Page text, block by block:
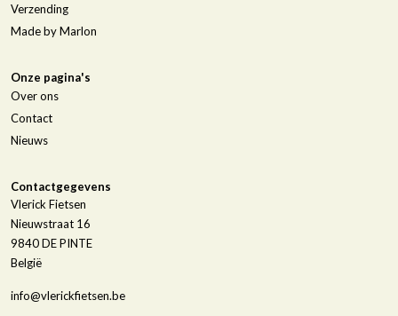
Verzending
Made by Marlon
Onze pagina's
Over ons
Contact
Nieuws
Contactgegevens
Vlerick Fietsen
Nieuwstraat 16
9840DE PINTE
België
info@vlerickfietsen.be